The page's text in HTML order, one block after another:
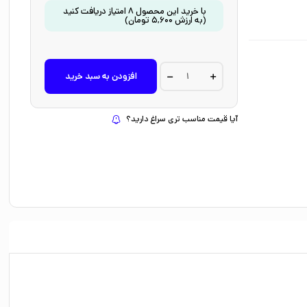
با خرید این محصول8 امتیاز دریافت کنید
(به ارزش 5,600 تومان)
کتاب
آشنایی
با
ترجمه
نردبان
افزودن به سبد خرید
آیا قیمت مناسب تری سراغ دارید؟